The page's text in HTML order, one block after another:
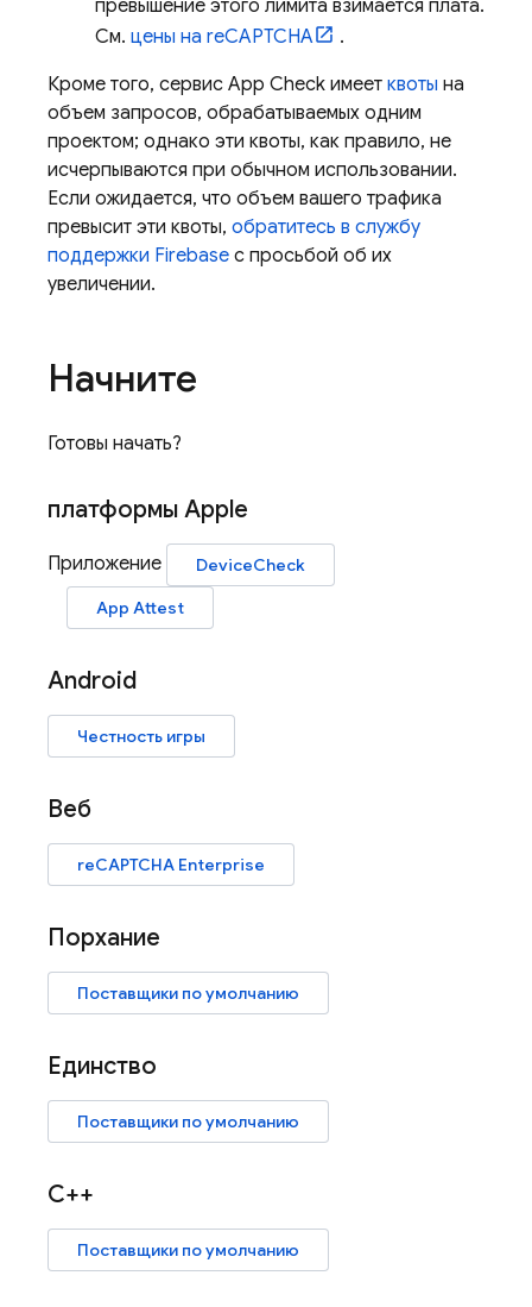
превышение этого лимита взимается плата.
См. цены на reCAPTCHA
.
Кроме того, сервис App Check имеет квоты на
объем запросов, обрабатываемых одним
проектом; однако эти квоты, как правило, не
исчерпываются при обычном использовании.
Если ожидается, что объем вашего трафика
превысит эти квоты, обратитесь в службу
поддержки Firebase с просьбой об их
увеличении.
Начните
Готовы начать?
платформы Apple
Приложение
DeviceCheck
App Attest
Android
Честность игры
Веб
reCAPTCHA Enterprise
Порхание
Поставщики по умолчанию
Единство
Поставщики по умолчанию
C++
Поставщики по умолчанию